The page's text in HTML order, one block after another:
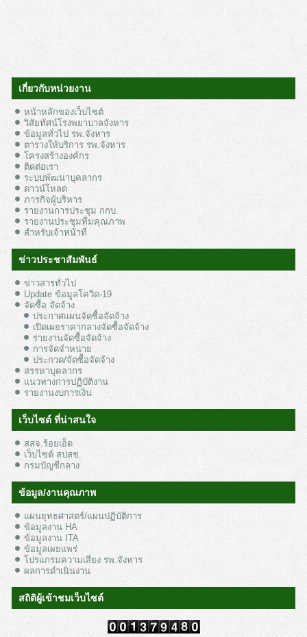
เกี่ยวกับหน่วยงาน
หน้าหลักของเว็บไซต์
วิสัยทัศน์โรงพยาบาลจังหาร
ข้อมูลทั่วไป รพ.จังหาร
ตารางให้บริการ รพ.จังหาร
โครงสร้างองค์กร
ติดต่อเรา
ระบบพัฒนาบุคลากร
ดาวน์โหลด
ภารกิจผู้บริหาร
รายงานการประชุม กกบ.
รายงานประชุมทีมคุณภาพ
สำหรับเจ้าหน้าที่
ข่าวประชาสัมพันธ์
ข่าวสารทั่วไป
Update ข้อมูลโควิด-19
จัดซื้อ จัดจ้าง
ประกาศแผนจัดซื้อจัดจ้าง
เปิดเผยราคากลางจัดซื้อจัดจ้าง
รายงานจัดซื้อจัดจ้าง
การจัดจำหน่าย
ประกวด/จัดซื้อจัดจ้าง
สรรหาบุคลากร
แนวทางการปฏิบัติงาน
รายงานงบการเงิน
เว็บไซต์ ที่น่าสนใจ
สสจ.ร้อยเอ็ด
เว็บไซต์ สปสช.
กรมบัญชีกลาง
ข้อมูล/งานคุณภาพ
แผนยุทธศาสตร์/แผนปฏิบัติการ
ข้อมูลงาน HA
ข้อมูลงาน ITA
ข้อมูลเผยแพร่
โปรแกรมความเสี่ยง รพ.จังหาร
ผลการดำเนินงาน
สถิติผู้เข้าชมเว็บไซต์